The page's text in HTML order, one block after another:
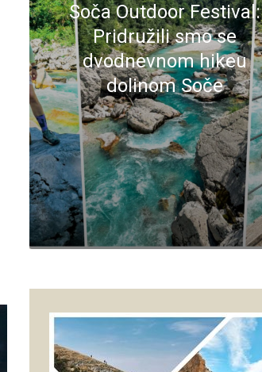
Soča Outdoor Festival:
Pridružili smo se
dvodnevnom hikeu
dolinom Soče